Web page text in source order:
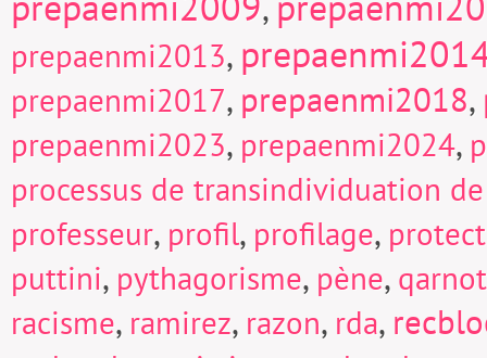
prepaenmi2013,
prepaenmi2017, prepaenmi2018,
prepaenmi2023, prepaenmi2024,
processus de transindividuation
professeur, profil, profilage,
puttini, pythagorisme, pène, qarnot
racisme, ramirez, razon, rda,